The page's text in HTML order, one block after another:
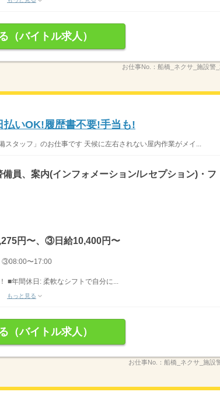
（バイトル求人）
お仕事No.： 船橋_ネクサ_施設警
いOK!履歴書不要!手当も!
タッフ」のお仕事です 天候に左右されない屋内作業がメイ...
、案内(インフォメーション/レセプション)・フ
円〜、③日給10,400円〜
③08:00〜17:00
■年間休日: 柔軟なシフトで自分に...
もっと見る
（バイトル求人）
お仕事No.： 船橋_ネクサ_施設